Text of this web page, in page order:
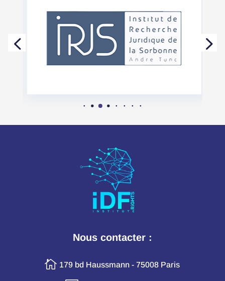
Nous contacter :
 179 bd Haussmann - 75008 Paris